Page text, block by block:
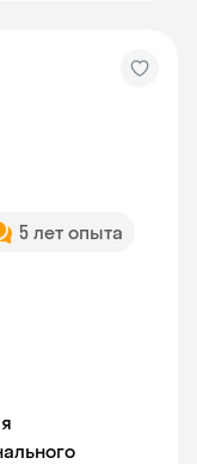
5 лет опыта